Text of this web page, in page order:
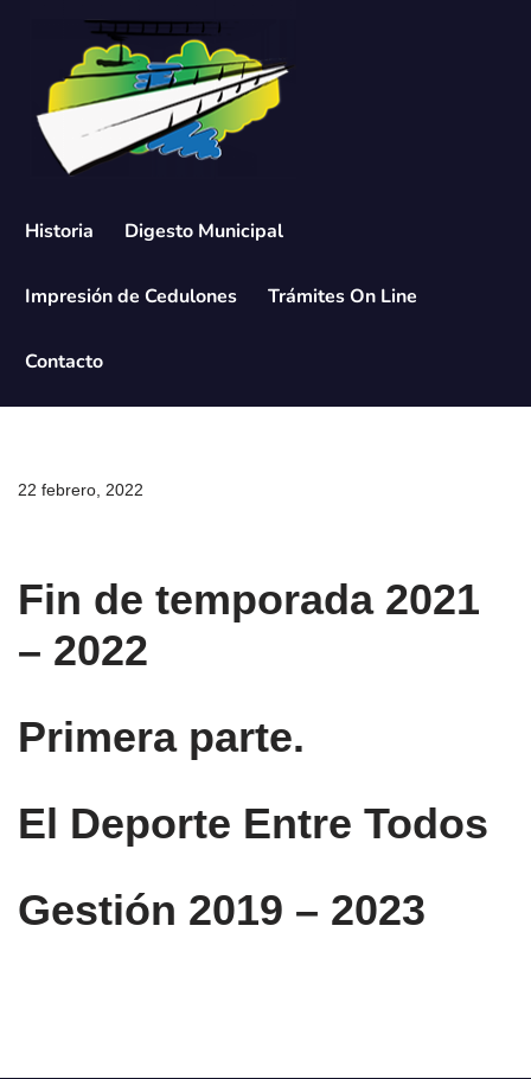
contenido
Historia Digesto Municipal
Impresión de Cedulones Trámites On Line
Contacto
22 febrero, 2022
Fin de temporada 2021
– 2022
Primera parte.
El Deporte Entre Todos
Gestión 2019 – 2023